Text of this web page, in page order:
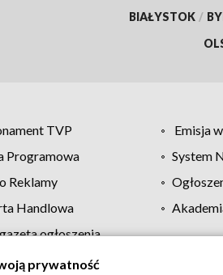
BIAŁYSTOK /
TVP Emisja
Programowa
System
Reklamy
Handlowa
ogłoszenia
prywatność